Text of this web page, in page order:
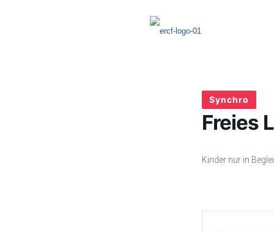
Synchro
Freies
Kinder nur in